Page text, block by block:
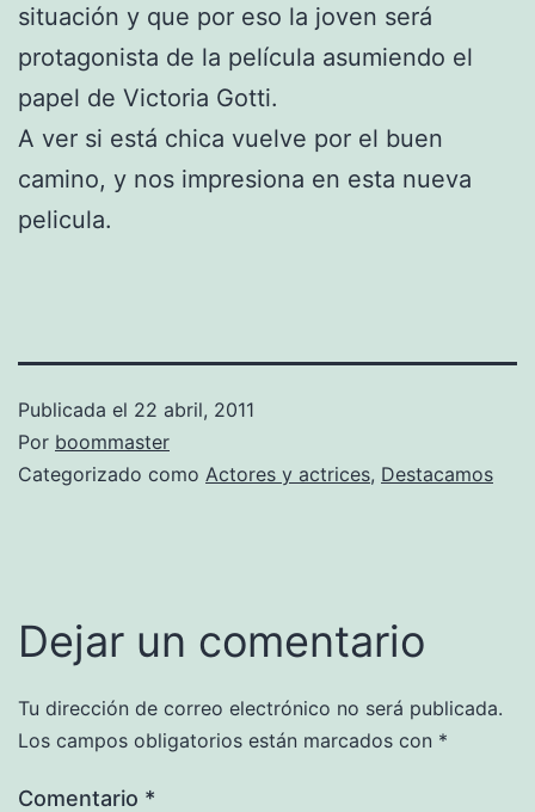
situación y que por eso la joven será
protagonista de la película asumiendo el
papel de Victoria Gotti.
A ver si está chica vuelve por el buen
camino, y nos impresiona en esta nueva
pelicula.
Publicada el 22 abril, 2011
Por boommaster
Categorizado como Actores y actrices, Destacamos
Dejar un comentario
Tu dirección de correo electrónico no será publicada.
Los campos obligatorios están marcados con *
Comentario *